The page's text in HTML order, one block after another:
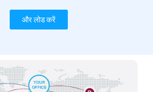
और लोड करें